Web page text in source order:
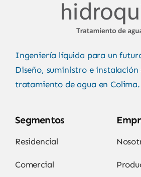
Ingeniería líquida para un
Diseño, suministro e instalación
tratamiento de agua en Colima.
Segmentos
Residencial
Comercial